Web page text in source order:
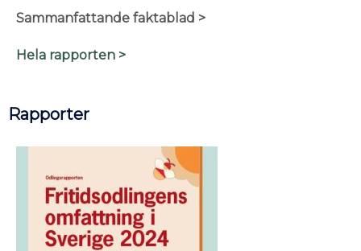
Sammanfattande faktablad >
Hela rapporten >
Rapporter